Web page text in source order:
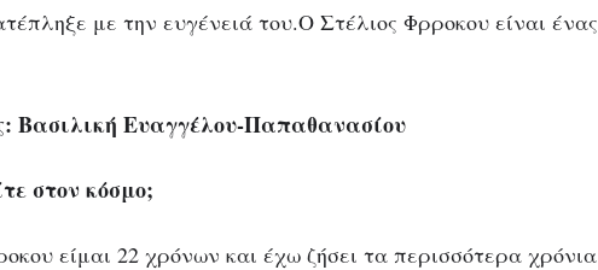
Φρροκου- ένας
καλλιτέχνης
με την ευγένειά του.Ο Στέλιος Φρροκου είναι ένας
Βασιλική Ευαγγέλου-Παπαθανασίου
στον κόσμο;
είμαι 22 χρόνων και έχω ζήσει τα περισσότερα χρόνια